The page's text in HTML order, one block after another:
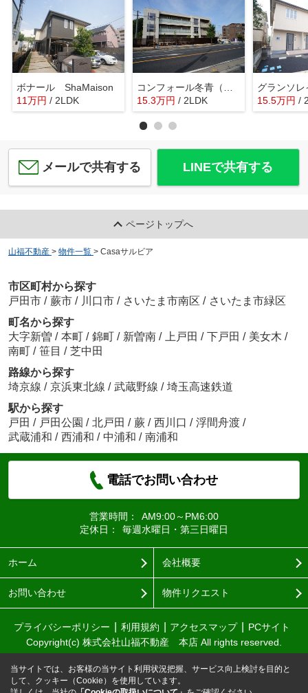
ボナール ShaMaison
11万円 / 2LDK
コンフォール冬青（ソヨゴ）
15.3万円 / 2LDK
グランソレ
15.5万円 /
メールで共有する LINEで共有する
ページトップへ
山福不動産 > 物件一覧 > Casaサルビア
市区町村から探す
戸田市 / 蕨市 / 川口市 / さいたま市南区 / さいたま市緑区
町名から探す
大字新曽 / 本町 / 錦町 / 新曽南 / 上戸田 / 下戸田 / 美女木 /
南町 / 笹目 / 芝中田
路線から探す
埼京線 / 京浜東北線 / 武蔵野線 / 埼玉高速鉄道
駅から探す
戸田 / 戸田公園 / 北戸田 / 蕨 / 西川口 / 浮間舟渡 /
武蔵浦和 / 西浦和 / 中浦和 / 南浦和
電話でお問い合わせ
営業時間：
AM9:00～PM6:00
定休日：
毎週水曜日・第三日曜日
ホーム 会社概要
お問い合わせ 物件リクエスト
プライバシーポリシー 利用規約 アクセスマップ
PCサイト
Copyright(c) 株式会社山福不動産 本店 All rights reserved.
当サイトでは、お客様の当サイト利用状況把握、サービス向上検討を目的と
して、クッキー（Cookie）を使用しています。